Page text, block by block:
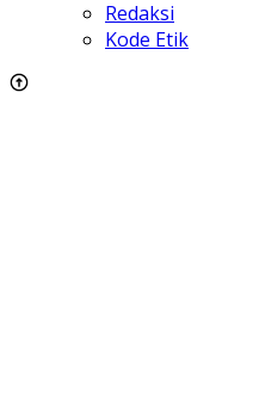
Redaksi
Kode Etik